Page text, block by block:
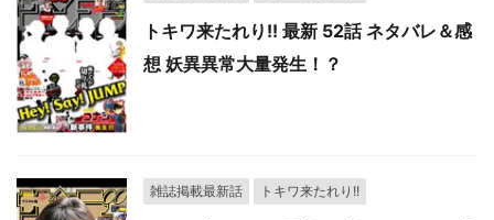
トキワ来たれり!! 最新 52話 ネタバレ＆感
想 妖異異常大量発生！？
雑誌掲載最新話 トキワ来たれり!!